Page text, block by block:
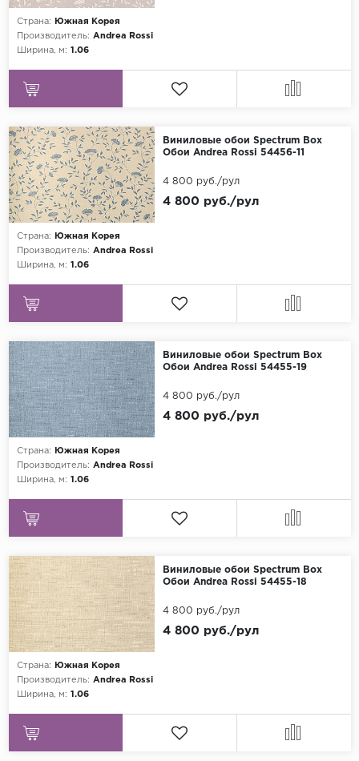
Страна:
Южная Корея
Производитель: Andrea Rossi
Ширина, м: 1.06
Виниловые обои Spectrum Box
Обои Andrea Rossi 54456-11
Страна:
Южная Корея
Производитель: Andrea Rossi
Ширина, м: 1.06
4 800 руб./рул
4 800 руб./рул
Виниловые обои Spectrum Box
Обои Andrea Rossi 54455-19
Страна:
Южная Корея
Производитель: Andrea Rossi
Ширина, м: 1.06
4 800 руб./рул
4 800 руб./рул
Виниловые обои Spectrum Box
Обои Andrea Rossi 54455-18
Страна:
Южная Корея
Производитель: Andrea Rossi
Ширина, м: 1.06
4 800 руб./рул
4 800 руб./рул